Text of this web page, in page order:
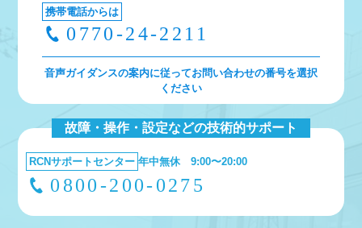
携帯電話からは
0770-24-2211
音声ガイダンスの案内に従ってお問い合わせの番号を選択
ください
故障・操作・設定などの技術的サポート
RCNサポートセンター 年中無休 9:00〜20:00
0800-200-0275